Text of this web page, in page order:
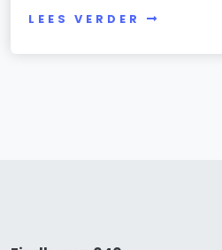
LEES VERDER